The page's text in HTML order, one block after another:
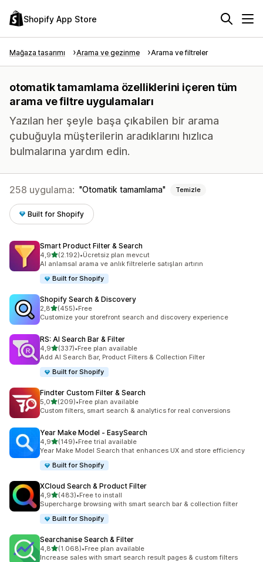
Shopify App Store
Mağaza tasarımı Arama ve gezinme Arama ve filtreler
otomatik tamamlama özelliklerini içeren tüm
arama ve filtre uygulamaları
Yazılan her şeyle başa çıkabilen bir arama
çubuğuyla müşterilerin aradıklarını hızlıca
bulmalarına yardım edin.
258 uygulama: Otomatik tamamlama Temizle
Built for Shopify
Smart Product Filter & Search
4,95 yıldız üzerinden
(2.192)
toplam 2192 değerlendirme
•Ücretsiz plan mevcut
AI anlamsal arama ve anlık filtrelerle satışları artırın
Built for Shopify
Shopify Search & Discovery
2,85 yıldız üzerinden
(455)
toplam 455 değerlendirme
•Free
Customize your storefront search and discovery experience
RS: AI Search Bar & Filter
4,95 yıldız üzerinden
(337)
toplam 337 değerlendirme
•Free plan available
Add AI Search Bar, Product Filters & Collection Filter
Built for Shopify
Findter Custom Filter & Search
5,05 yıldız üzerinden
(209)
toplam 209 değerlendirme
•Free plan available
Custom filters, smart search & analytics for real conversions
Year Make Model ‑ EasySearch
4,95 yıldız üzerinden
(149)
toplam 149 değerlendirme
•Free trial available
Year Make Model Search that enhances UX and store efficiency
Built for Shopify
XCloud Search & Product Filter
4,95 yıldız üzerinden
(483)
toplam 483 değerlendirme
•Free to install
Supercharge browsing with smart search bar & collection filter
Built for Shopify
Searchanise Search & Filter
4,85 yıldız üzerinden
(1.068)
toplam 1068 değerlendirme
•Free plan available
Increase sales with smart search result pages & custom filters